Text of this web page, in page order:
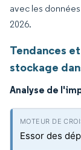
avec les
2026.
Tendances
stockage
Analyse de
Essor des